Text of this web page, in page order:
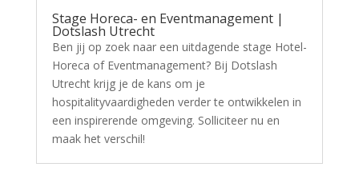
Stage Horeca- en Eventmanagement |
Dotslash Utrecht
Ben jij op zoek naar een uitdagende stage Hotel-
Horeca of Eventmanagement? Bij Dotslash
Utrecht krijg je de kans om je
hospitalityvaardigheden verder te ontwikkelen in
een inspirerende omgeving. Solliciteer nu en
maak het verschil!